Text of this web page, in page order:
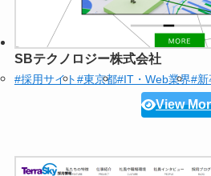
SBテクノロジー株式会社
#採用サイト#東京都#IT・Web業界#新
View